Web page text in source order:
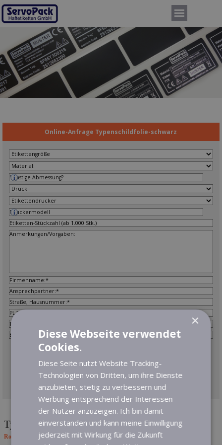
Direkt zum Seiteninhalt
Online-Anfrage Typenschildfolie-schwarz
Datenschutzhinweis: Ihre Anfrage wird verschlüsselt per https an unseren
Server gesendet. Mit dem Absenden Ihrer Anfrage erklären Sie sich mit der
Verarbeitung Ihrer angegebenen Daten zum Zweck der Bearbeitung Ihrer
Anfrage einverstanden.
Datenschutzerklärung und Widerrufhinweise
Typenschildfolie schwarz glänzend oder matt
Robuste Typenschild-Etiketten, z.B. für PC-Komponenten
×
Diese Webseite verwendet
Cookies.
Diese Seite nutzt Website Tracking-
Technologien von Dritten, um ihre Dienste
anzubieten, stetig zu verbessern und
Werbung entsprechend der Interessen
der Nutzer anzuzeigen. Ich bin damit
einverstanden und kann meine Einwilligung
jederzeit mit Wirkung für die Zukunft